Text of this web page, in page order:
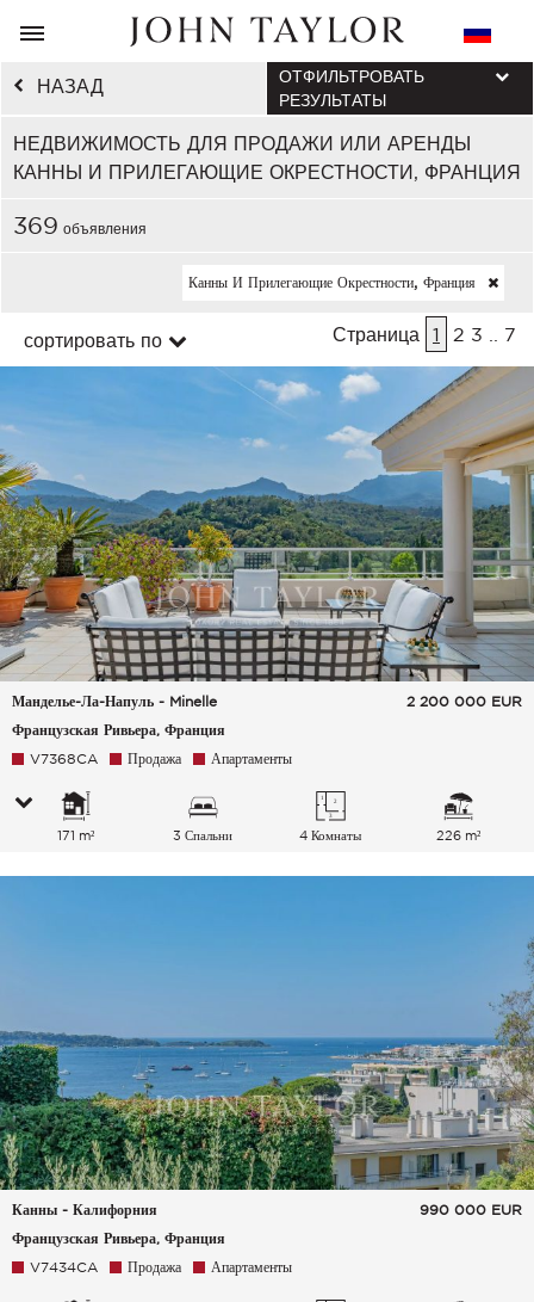
НАЗАД
НЕДВИЖИМОСТЬ ДЛЯ ПРОДАЖИ ИЛИ АРЕНДЫ
КАННЫ И ПРИЛЕГАЮЩИЕ ОКРЕСТНОСТИ, ФРАНЦИЯ
ОТФИЛЬТРОВАТЬ
РЕЗУЛЬТАТЫ
369 объявления
Канны И Прилегающие Окрестности, Франция
сортировать по Страница 1 2 3 7
Манделье-Ла-Напуль - Minelle
Французская Ривьера, Франция
2 200 000 EUR
V7368CA Продажа Апартаменты
171 m² 3 Спальни 4 Комнаты 226 m²
Канны - Калифорния
Французская Ривьера, Франция
990 000 EUR
V7434CA Продажа Апартаменты